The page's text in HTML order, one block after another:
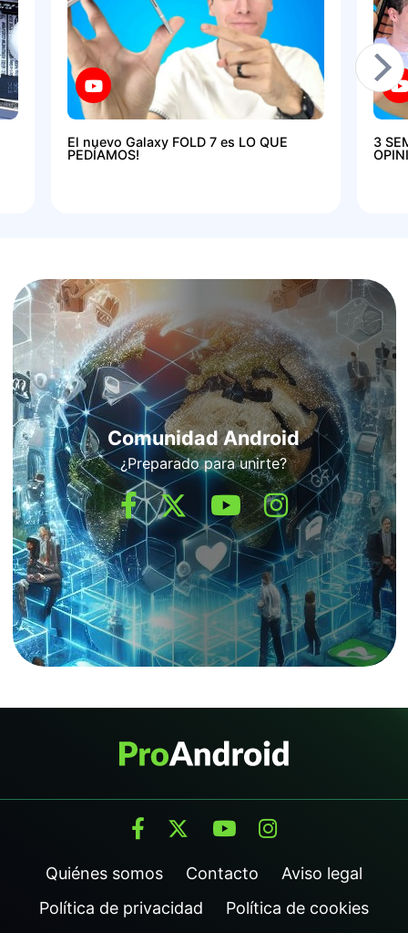
El nuevo Galaxy FOLD 7 es LO QUE
PEDÍAMOS!
3
Comunidad Android
¿Preparado para unirte?
Quiénes somos Contacto
Aviso legal
Política de privacidad
Política de cookies